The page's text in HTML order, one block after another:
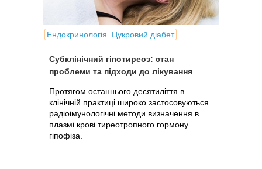
Ендокринологія. Цукровий діабет
Субклінічний гіпотиреоз: стан
проблеми та підходи до лікування
Протягом останнього десятиліття в
клінічній практиці широко застосовуються
радіоімунологічні методи визначення в
плазмі крові тиреотропного гормону
гіпофіза.